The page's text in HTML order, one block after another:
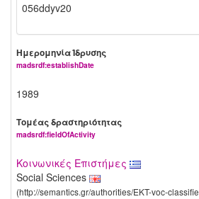
056ddyv20
Ημερομηνία Ίδρυσης
madsrdf:establishDate
1989
Τομέας δραστηριότητας
madsrdf:fieldOfActivity
Κοινωνικές Επιστήμες
Social Sciences
(http://semantics.gr/authorities/EKT-voc-